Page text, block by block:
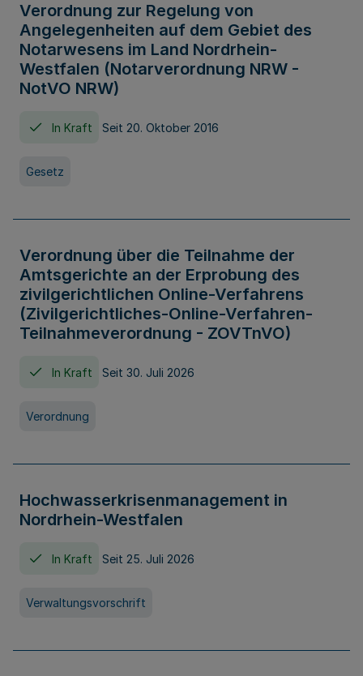
Verordnung zur Regelung von
Angelegenheiten auf dem Gebiet des
Notarwesens im Land Nordrhein-
Westfalen (Notarverordnung NRW -
NotVO NRW)
In Kraft Seit 20. Oktober 2016
Gesetz
Verordnung über die Teilnahme der
Amtsgerichte an der Erprobung des
zivilgerichtlichen Online-Verfahrens
(Zivilgerichtliches-Online-Verfahren-
Teilnahmeverordnung - ZOVTnVO)
In Kraft Seit 30. Juli 2026
Verordnung
Hochwasserkrisenmanagement in
Nordrhein-Westfalen
In Kraft Seit 25. Juli 2026
Verwaltungsvorschrift